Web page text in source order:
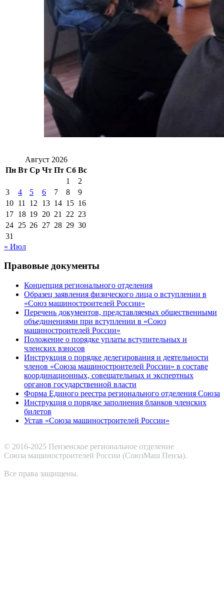
Август 2026
Пн Вт Ср Чт Пт Сб Вс
1
2
3
4 5 6 7 8
9
10 11 12 13 14 15 16
17 18 19 20 21 22 23
24 25 26 27 28 29 30
31
« Июл
Правовые документы
Концепция регионального отделения
Образец заявления физического лица о вступлении в
«Союз машиностроителей России»
Перечень документов, представляемых общественными
объединениями при вступлении в «Союз
машиностроителей России»
Положение о порядке уплаты вступительных и
членских взносов
Инструкция о порядке делегирования и деятельности
членов «Союза машиностроителей России» в составе
координационных, совещательных и экспертных
органов государственной власти
Форма Единого реестра регионального отделения Союза
Инструкция о порядке заполнения бланков членских
билетов
Устав «Союза машиностроителей России»
© 2016-2025 Пензенское региональное отделение
Cоюза машиностроителей России (СоюзМаш Пенза).
Все права защищены.